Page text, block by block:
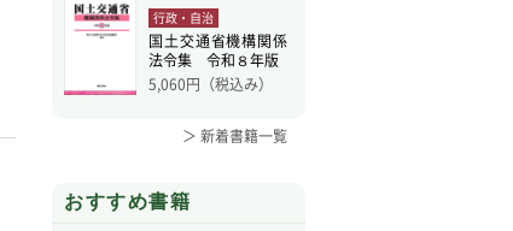
行政・自治
国土交通省機構関係
法令集 令和８年版
5,060円（税込み）
＞ 新着書籍一覧
おすすめ書籍